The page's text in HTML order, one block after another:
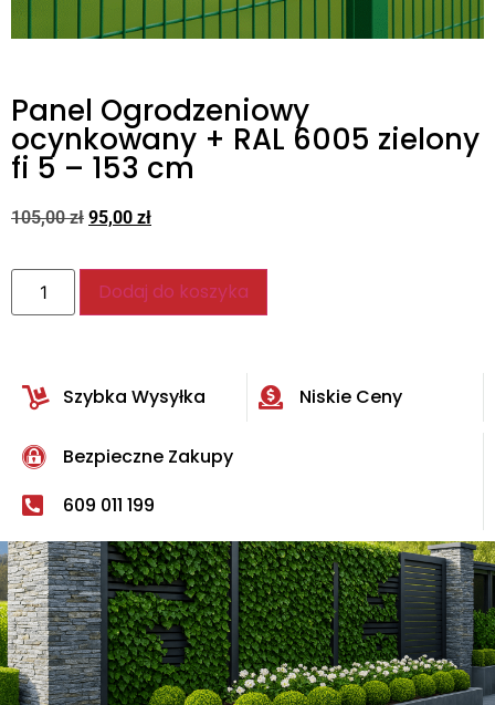
Panel Ogrodzeniowy
ocynkowany + RAL 6005 zielony
fi 5 – 153 cm
105,00zł 95,00 zł
Dodaj do koszyka
Szybka Wysyłka Niskie Ceny
Bezpieczne Zakupy
609 011 199